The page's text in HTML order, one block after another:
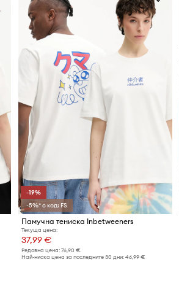
-19%
-5%* с код: FS
Памучна тениска Inbetweeners
Текуща цена:
37,99 €
Редовна цена: 76,90 €
Най-ниска цена за последните 30 дни: 46,99 €